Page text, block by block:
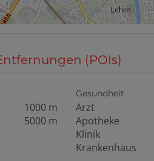
(POIs)
1000 m
5000 m
Gesundheit
Arzt
Apotheke
Klinik
Krankenhaus